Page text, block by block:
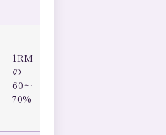
1RM
の
60〜
70%